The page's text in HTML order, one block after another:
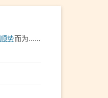
顺势而为……